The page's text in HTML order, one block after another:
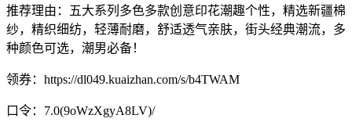
推荐理由：五大系列多色多款创意印花潮趣个性，精选新疆棉
纱，精织细纺，轻薄耐磨，舒适透气亲肤，街头经典潮流，多
种颜色可选，潮男必备！
领券：https://dl049.kuaizhan.com/s/b4TWAM
口令：7.0(9oWzXgyA8LV)/